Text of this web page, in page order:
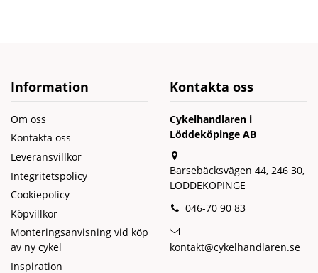
Information
Om oss
Kontakta oss
Leveransvillkor
Integritetspolicy
Cookiepolicy
Köpvillkor
Monteringsanvisning vid köp
av ny cykel
Inspiration
Kontakta oss
Cykelhandlaren i
Löddeköpinge AB
Barsebäcksvägen 44, 246 30,
LÖDDEKÖPINGE
046-70 90 83
kontakt@cykelhandlaren.se